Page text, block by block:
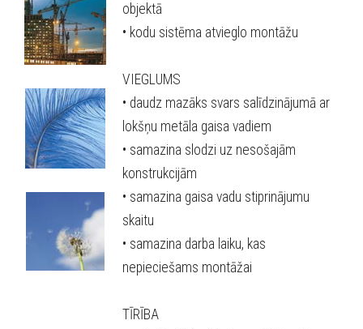
objektā
• kodu sistēma atvieglo montāžu
VIEGLUMS
• daudz mazāks svars salīdzinājumā ar
lokšņu metāla gaisa vadiem
• samazina slodzi uz nesošajām
konstrukcijām
• samazina gaisa vadu stiprinājumu
skaitu
• samazina darba laiku, kas
nepieciešams montāžai
TĪRĪBA